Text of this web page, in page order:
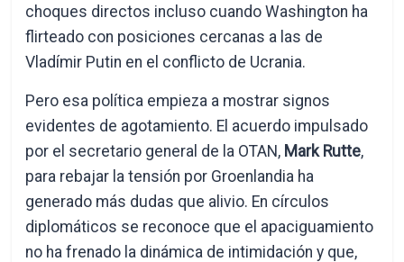
choques directos incluso cuando Washington ha
flirteado con posiciones cercanas a las de
Vladímir Putin en el conflicto de Ucrania.
Pero esa política empieza a mostrar signos
evidentes de agotamiento. El acuerdo impulsado
por el secretario general de la OTAN, Mark Rutte,
para rebajar la tensión por Groenlandia ha
generado más dudas que alivio. En círculos
diplomáticos se reconoce que el apaciguamiento
no ha frenado la dinámica de intimidación y que,